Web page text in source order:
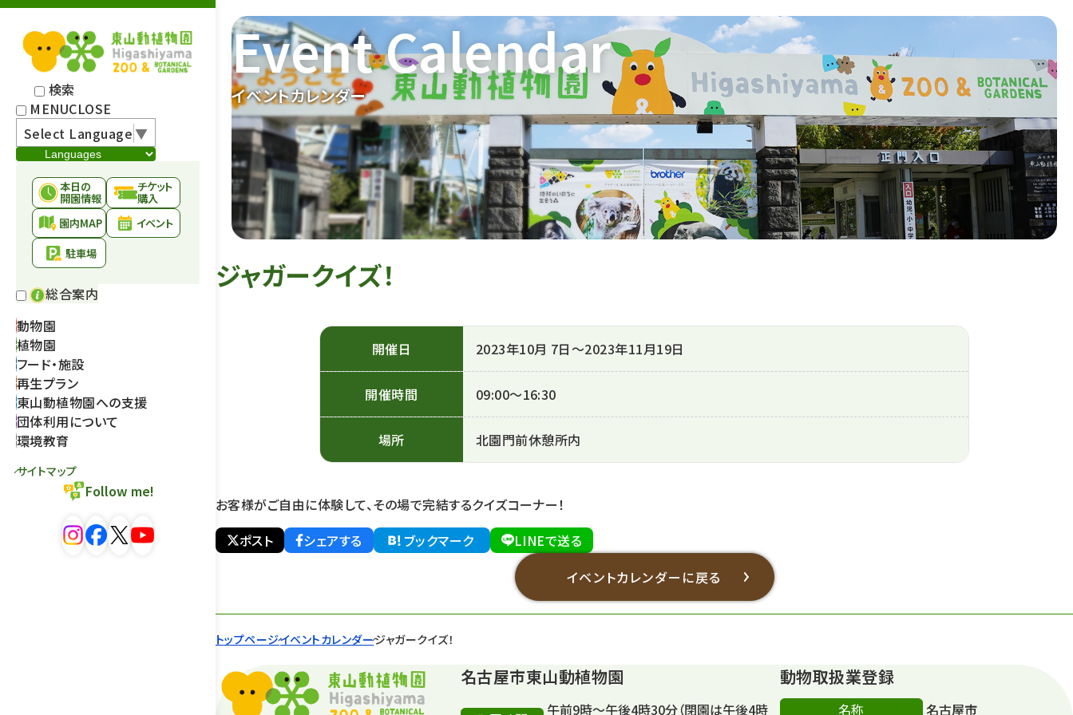
検索
MENUCLOSE
Select Language▼
本日の
開園情報
チケット
購入
園内MAP
イベント
駐車場
総合案内
動物園
植物園
フード・施設
再生プラン
東山動植物園への支援
団体利用について
環境教育
サイトマップ
Follow me!
イベントカレンダー
Event Calendar
トップページイベントカレンダージャガークイズ！
ジャガークイズ！
開催日 2023年10月 7日～2023年11月19日
開催時間 09:00～16:30
場所 北園門前休憩所内
お客様がご自由に体験して、その場で完結するクイズコーナー！
ポスト
シェアする ブックマーク
LINEで送る
イベントカレンダーに戻る
名古屋市東山動植物園
午前9時～午後4時30分（閉園は午後4時
動物取扱業登録
名称 名古屋市